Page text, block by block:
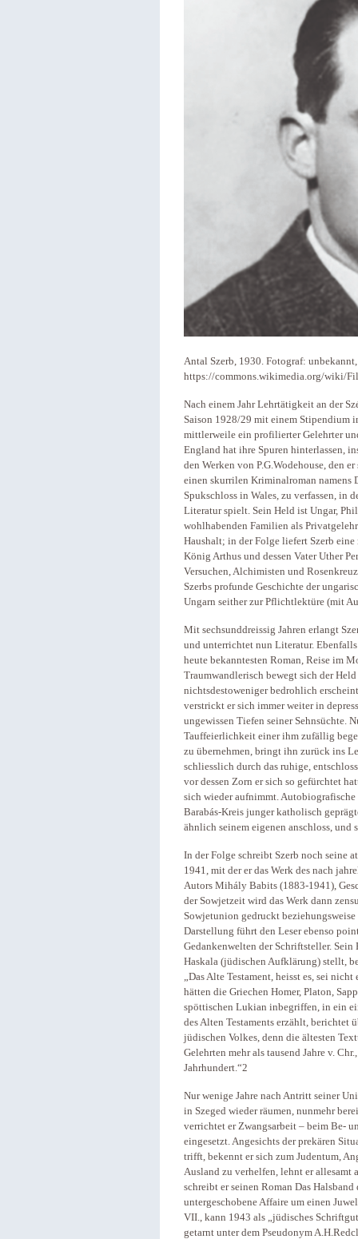
Antal Szerb, 1930. Fotograf:
https://commons.wikimedia.org/wiki/
Nach einem Jahr Lehrtätigkeit an der
Saison 1928/29 mit einem Stipendium
mittlerweile ein profilierter Gelehrter
England hat ihre Spuren hinterlassen,
den Werken von P.G.Wodehouse, den
einen skurrilen Kriminalroman namens
Spukschloss in Wales, zu verfassen, in
Literatur spielt. Sein Held ist Ungar,
wohlhabenden Familien als
Haushalt; in der Folge liefert Szerb
König Arthus und dessen Vater Uther
Versuchen, Alchimisten und
Szerbs profunde Geschichte der
Ungarn seither zur Pflichtlektüre (mit
Mit sechsunddreissig Jahren erlangt
und unterrichtet nun Literatur.
heute bekanntesten Roman, Reise im
Traumwandlerisch bewegt sich der
nichtsdestoweniger bedrohlich
verstrickt er sich immer weiter in
ungewissen Tiefen seiner Sehnsüchte.
Tauffeierlichkeit einer ihm zufällig
zu übernehmen, bringt ihn zurück ins
schliesslich durch das ruhige,
vor dessen Zorn er sich so gefürchtet
sich wieder aufnimmt. Autobiografische
Barabás-Kreis junger katholisch
ähnlich seinem eigenen anschloss, und
In der Folge schreibt Szerb noch seine
1941, mit der er das Werk des nach
Autors Mihály Babits (1883-1941),
der Sowjetzeit wird das Werk dann
Sowjetunion gedruckt beziehungsweise
Darstellung führt den Leser ebenso
Gedankenwelten der Schriftsteller.
Haskala (jüdischen Aufklärung) stellt,
„Das Alte Testament, heisst es, sei
hätten die Griechen Homer, Platon,
spöttischen Lukian inbegriffen, in ein
des Alten Testaments erzählt, berichtet
jüdischen Volkes, denn die ältesten
Gelehrten mehr als tausend Jahre v.
Jahrhundert.“2
Nur wenige Jahre nach Antritt seiner
in Szeged wieder räumen, nunmehr
verrichtet er Zwangsarbeit – beim Be-
eingesetzt. Angesichts der prekären
trifft, bekennt er sich zum Judentum,
Ausland zu verhelfen, lehnt er allesamt
schreibt er seinen Roman Das
untergeschobene Affaire um einen
VII., kann 1943 als „jüdisches
getarnt unter dem Pseudonym